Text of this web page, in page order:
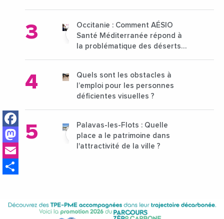
Facebook
Mastodon
Occitanie : Comment AÉSIO
Santé Méditerranée répond à
la problématique des déserts
Quels sont les obstacles à
l’emploi pour les personnes
déficientes visuelles ?
Palavas-les-Flots : Quelle
place a le patrimoine dans
l'attractivité de la ville ?